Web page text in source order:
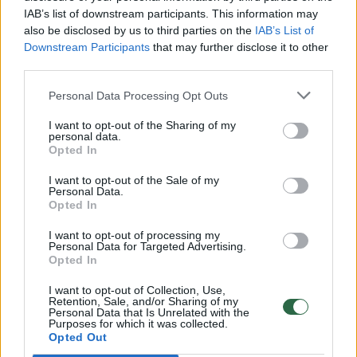
IAB’s list of downstream participants. This information may
also be disclosed by us to third parties on the IAB’s List of
Downstream Participants that may further disclose it to other
Personal Data Processing Opt Outs
I want to opt-out of the Sharing of my
personal data.
Opted In
I want to opt-out of the Sale of my
Personal Data.
Opted In
I want to opt-out of processing my
Personal Data for Targeted Advertising.
Opted In
I want to opt-out of Collection, Use,
Retention, Sale, and/or Sharing of my
Personal Data that Is Unrelated with the
Purposes for which it was collected.
Opted Out
vaiko gyvybių išgelbėti nepavyko
Žinios Lietuvos diena
00:00:57
Savaitės vidurys nusimato karštas: temperatūra kils iki
Žinios | Orai
00:15:54
V. Zalužno pasisakymą laiko bandymu įsitvirtinti
Laidos | Nauja diena
K. Prunskienės brolis prisiminė jaudinančią akimirką
prieš mirtį: „Tai buvo simbolinis mūsų pagerbimo
ženklas“